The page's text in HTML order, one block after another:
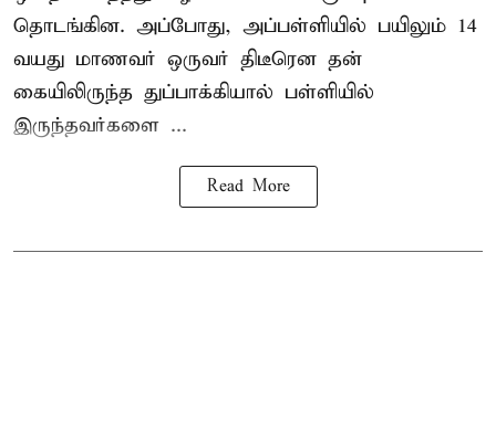
தொடங்கின. அப்போது, அப்பள்ளியில் பயிலும் 14
வயது மாணவர் ஒருவர் திடீரென தன்
கையிலிருந்த துப்பாக்கியால் பள்ளியில்
இருந்தவர்களை ...
Read More